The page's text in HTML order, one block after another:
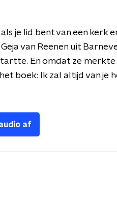
je lid bent van een kerk
van Reenen uit
En omdat ze
boek: Ik zal altijd van je
af